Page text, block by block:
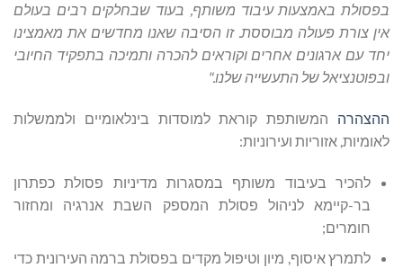
בפסולת באמצעות עיבוד משותף, בעוד שבחלקים רבים בעולם
אין צורת פעולה מבוססת. זו הסיבה שאנו מחדשים את מאמצינו
יחד עם ארגונים אחרים וקוראים להכרה ותמיכה בתפקיד החיובי
ובפוטנציאל של התעשייה שלנו."
ההצהרה המשותפת קוראת למוסדות בינלאומיים ולממשלות
לאומיות, אזוריות ועירוניות:
להכיר בעיבוד משותף במסגרות מדיניות פסולת כפתרון
בר-קיימא לניהול פסולת המספק השבת אנרגיה ומחזור
חומרים;
לתמרץ איסוף, מיון וטיפול מקדים בפסולת ברמה העירונית כדי